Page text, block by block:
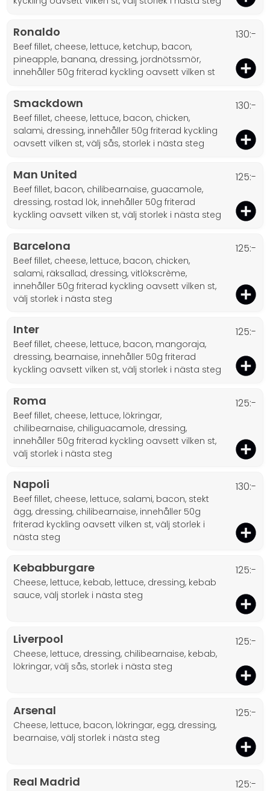
Ronaldo
beef fillet, cheese, lettuce, ketchup, bacon,
pineapple, banana, dressing, jordnötssmör,
innehåller 50g friterad kyckling oavsett vilken st
130:-
Smackdown
beef fillet, cheese, lettuce, bacon, chicken,
salami, dressing, innehåller 50g friterad kyckling
oavsett vilken st, välj sås, storlek i nästa steg
130:-
Man United
beef fillet, bacon, chilibearnaise, guacamole,
dressing, rostad lök, innehåller 50g friterad
kyckling oavsett vilken st, välj storlek i nästa steg
125:-
Barcelona
beef fillet, cheese, lettuce, bacon, chicken,
salami, räksallad, dressing, vitlökscrème,
innehåller 50g friterad kyckling oavsett vilken st,
välj storlek i nästa steg
125:-
Inter
beef fillet, cheese, lettuce, bacon, mangoraja,
dressing, bearnaise, innehåller 50g friterad
kyckling oavsett vilken st, välj storlek i nästa steg
125:-
Roma
beef fillet, cheese, lettuce, lökringar,
chilibearnaise, chiliguacamole, dressing,
innehåller 50g friterad kyckling oavsett vilken st,
välj storlek i nästa steg
125:-
Napoli
beef fillet, cheese, lettuce, salami, bacon, stekt
ägg, dressing, chilibearnaise, innehåller 50g
friterad kyckling oavsett vilken st, välj storlek i
nästa steg
130:-
Kebabburgare
cheese, lettuce, kebab, lettuce, dressing, kebab
sauce, välj storlek i nästa steg
125:-
Liverpool
cheese, lettuce, dressing, chilibearnaise, kebab,
lökringar, välj sås, storlek i nästa steg
125:-
Arsenal
cheese, lettuce, bacon, lökringar, egg, dressing,
bearnaise, välj storlek i nästa steg
125:-
Real Madrid 125:-